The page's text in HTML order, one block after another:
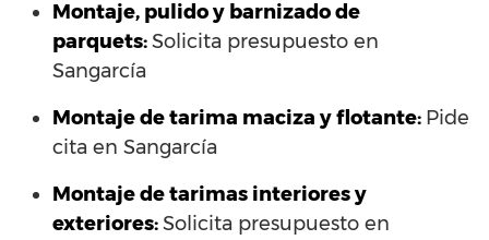
Montaje, pulido y barnizado de
parquets:Solicita presupuesto en
Sangarcía
Montaje de tarima maciza y flotante: Pide
cita en Sangarcía
Montaje de tarimas interiores y
exteriores:Solicita presupuesto en